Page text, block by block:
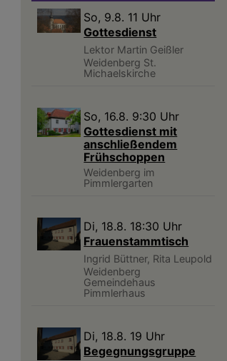
So, 9.8. 11 Uhr
Gottesdienst
Lektor Martin Geißler
Weidenberg St.
Michaelskirche
So, 16.8. 9:30 Uhr
Gottesdienst mit
anschließendem
Frühschoppen
Weidenberg im
Pimmlergarten
Di, 18.8. 18:30 Uhr
Frauenstammtisch
Ingrid Büttner, Rita Leupold
Weidenberg
Gemeindehaus
Pimmlerhaus
Di, 18.8. 19 Uhr
Begegnungsgruppe